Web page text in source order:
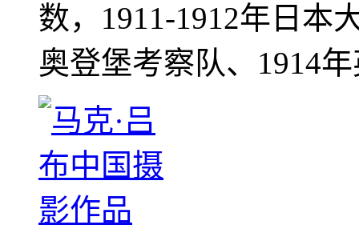
数，1911-1912年日本
奥登堡考察队、1914